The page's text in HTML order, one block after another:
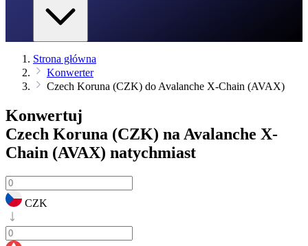
Strona główna
Konwerter
Czech Koruna (CZK) do Avalanche X-Chain (AVAX)
Konwertuj
Czech Koruna (CZK) na Avalanche X-
Chain (AVAX) natychmiast
CZK